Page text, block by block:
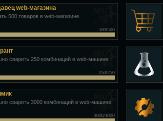
web-магазина
500 товаров в web-магазине
500/500
сварить 250 комбинаций в web-машине
250/250
сварить 3000 комбинаций в web-машине
3000/3000